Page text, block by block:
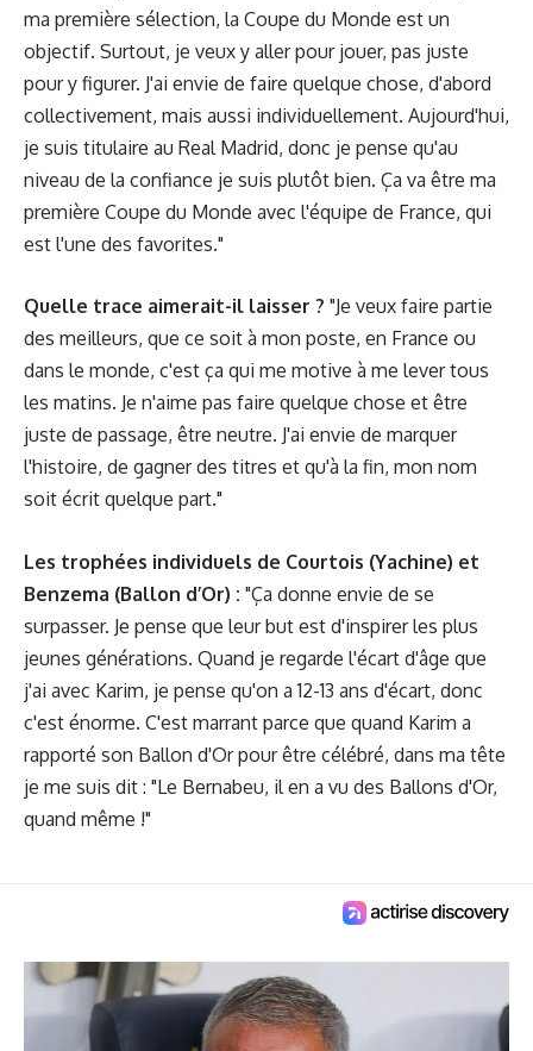
ma première sélection, la Coupe du Monde est un
objectif. Surtout, je veux y aller pour jouer, pas juste
pour y figurer. J'ai envie de faire quelque chose, d'abord
collectivement, mais aussi individuellement. Aujourd'hui,
je suis titulaire au Real Madrid, donc je pense qu'au
niveau de la confiance je suis plutôt bien. Ça va être ma
première Coupe du Monde avec l'équipe de France, qui
est l'une des favorites."
Quelle trace aimerait-il laisser ? "Je veux faire partie
des meilleurs, que ce soit à mon poste, en France ou
dans le monde, c'est ça qui me motive à me lever tous
les matins. Je n'aime pas faire quelque chose et être
juste de passage, être neutre. J'ai envie de marquer
l'histoire, de gagner des titres et qu'à la fin, mon nom
soit écrit quelque part."
Les trophées individuels de Courtois (Yachine) et
Benzema (Ballon d’Or) : "Ça donne envie de se
surpasser. Je pense que leur but est d'inspirer les plus
jeunes générations. Quand je regarde l'écart d'âge que
j'ai avec Karim, je pense qu'on a 12-13 ans d'écart, donc
c'est énorme. C'est marrant parce que quand Karim a
rapporté son Ballon d'Or pour être célébré, dans ma tête
je me suis dit : "Le Bernabeu, il en a vu des Ballons d'Or,
quand même !"